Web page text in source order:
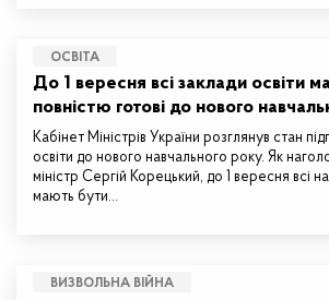
ОСВІТА
До 1 вересня всі заклади освіти
повністю готові до нового
Кабінет Міністрів України розглянув стан
освіти до нового навчального року. Як
міністр Сергій Корецький, до 1 вересня всі
мають бути…
ВИЗВОЛЬНА ВІЙНА